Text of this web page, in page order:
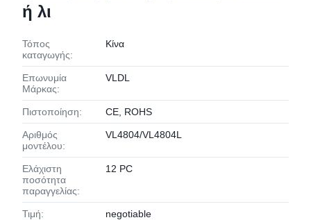
ή λι
Τόπος
καταγωγής:
Κίνα
Επωνυμία
Μάρκας:
VLDL
Πιστοποίηση: CE, ROHS
Αριθμός
μοντέλου:
VL4804/VL4804L
Ελάχιστη
ποσότητα
παραγγελίας:
12 PC
Τιμή: negotiable